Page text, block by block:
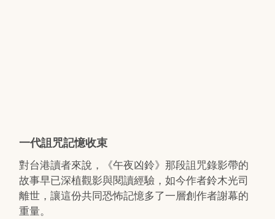
一代詛咒記憶收束
對台港讀者來說，《午夜凶鈴》那段詛咒錄影帶的
故事早已深植觀影與閱讀經驗，如今作者鈴木光司
離世，讓這份共同恐怖記憶多了一層創作者謝幕的
重量。